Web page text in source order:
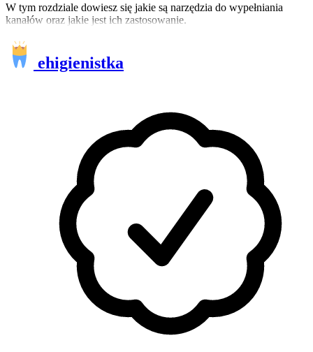
W tym rozdziale dowiesz się jakie są narzędzia do wypełniania
kanałów oraz jakie jest ich zastosowanie.
ehigienistka